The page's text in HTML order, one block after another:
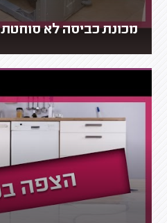
מכונת כביסה לא סוחטת